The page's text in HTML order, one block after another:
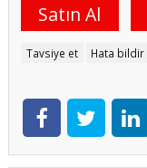
Satın Al
Tavsiye et Hata bildir